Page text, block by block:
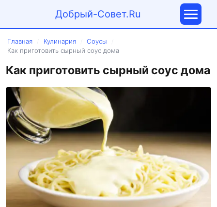
Добрый-Совет.Ru
Главная Кулинария Соусы
Как приготовить сырный соус дома
Как приготовить сырный соус дома